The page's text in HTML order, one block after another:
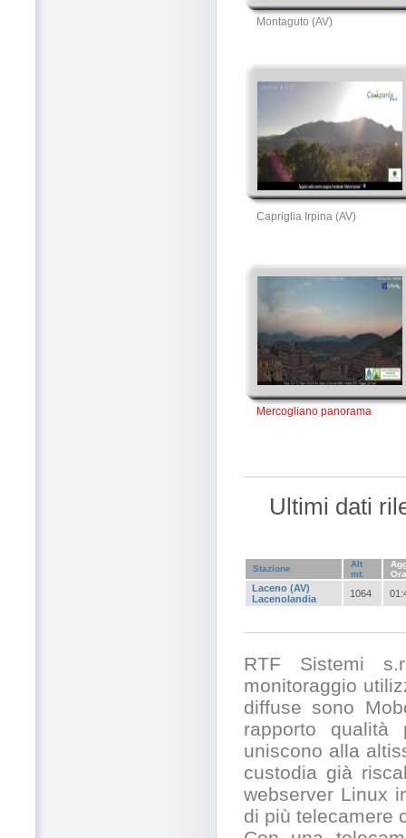
Montaguto (AV)
Capriglia Irpina (AV)
Mercogliano panorama
Ultimi dati
Stazione
Alt
mt.
Ora
Laceno (AV)
Lacenolandia
1064
RTF Sistemi
monitoraggio
diffuse sono
rapporto qualità
uniscono alla
custodia già
webserver Linux
di più telecamere